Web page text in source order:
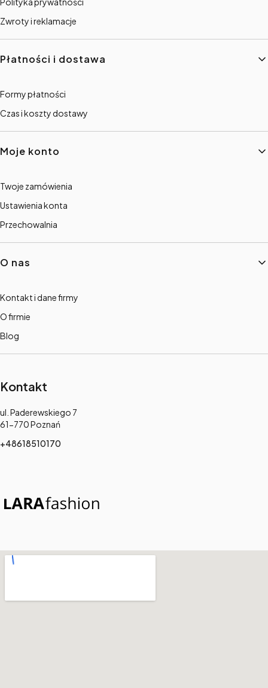
Zwroty i reklamacje
Płatności i dostawa
Formy płatności
Czas i koszty dostawy
Moje konto
Twoje zamówienia
Ustawienia konta
Przechowalnia
O nas
Kontakt i dane firmy
O firmie
Blog
Kontakt
Adres:
ul. Paderewskiego 7
61-770 Poznań
+48618510170